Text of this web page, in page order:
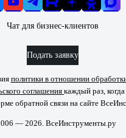
Чат для бизнес-клиентов
Подать заявку
политики в отношении
соглашения каждый раз,
обратной связи на сайте
— 2026. ВсеИнструменты.ру